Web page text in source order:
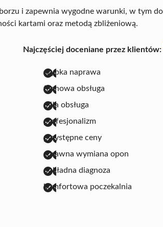
i zapewnia wygodne warunki, w tym
kartami oraz metodą zbliżeniową.
Najczęściej doceniane przez klientów:
szybka naprawa
fachowa obsługa
miła obsługa
profesjonalizm
przystępne ceny
sprawna wymiana opon
dokładna diagnoza
komfortowa poczekalnia